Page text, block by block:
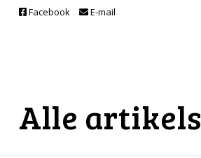
Facebook E-mail
Alle artikels